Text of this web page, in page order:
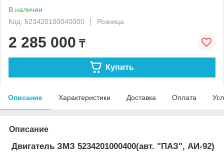
В наличии
Код: 523420100040000
Розница
2 285 000 ₸
Купить
Описание Характеристики Доставка Оплата
Описание
Двигатель ЗМЗ 5234201000400(авт. "ПАЗ", АИ-92)